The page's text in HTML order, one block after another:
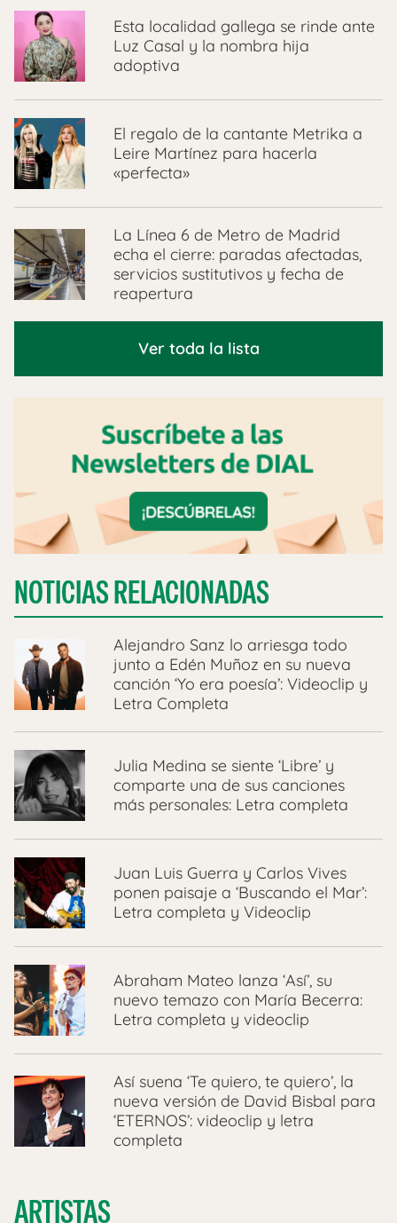
Esta localidad gallega se rinde ante
Luz Casal y la nombra hija
adoptiva
El regalo de la cantante Metrika a
Leire Martínez para hacerla
«perfecta»
La Línea 6 de Metro de Madrid
echa el cierre: paradas afectadas,
servicios sustitutivos y fecha de
reapertura
Ver toda la lista
NOTICIAS RELACIONADAS
Alejandro Sanz lo arriesga todo
junto a Edén Muñoz en su nueva
canción ‘Yo era poesía’: Videoclip y
Letra Completa
Julia Medina se siente ‘Libre’ y
comparte una de sus canciones
más personales: Letra completa
Juan Luis Guerra y Carlos Vives
ponen paisaje a ‘Buscando el Mar’:
Letra completa y Videoclip
Abraham Mateo lanza ‘Así’, su
nuevo temazo con María Becerra:
Letra completa y videoclip
Así suena ‘Te quiero, te quiero’, la
nueva versión de David Bisbal para
‘ETERNOS’: videoclip y letra
completa
ARTISTAS